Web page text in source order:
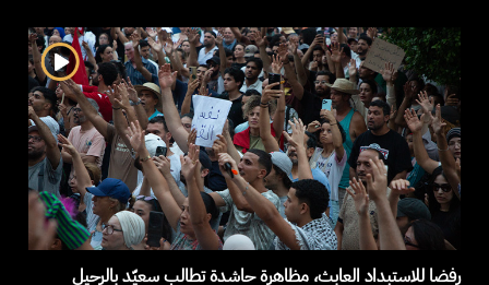
رفضا للاستبداد العابث، مظاهرة حاشدة تطالب سعيّد بالرحيل